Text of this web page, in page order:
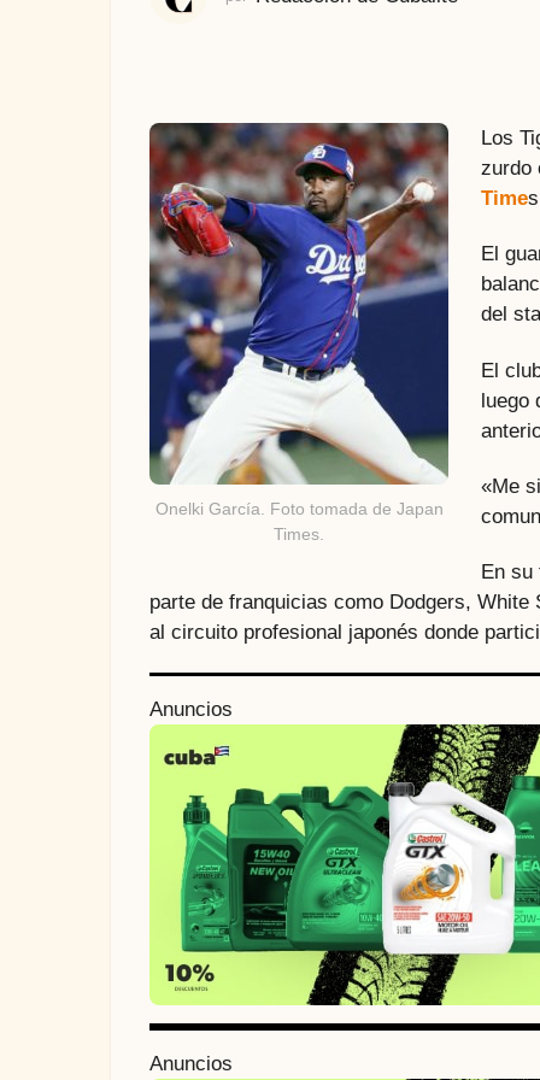
Onelki García. Foto tomada de Japan
Times.
Los
zurdo
Time
El
del
El
luego
«Me
En
parte de franquicias como Dodgers,
al circuito profesional japonés donde
Anuncios
Anuncios
P
o
g
i
n